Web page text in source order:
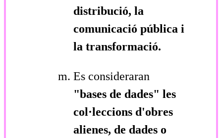
distribució, la
comunicació pública i
la transformació.
Es consideraran
"bases de dades" les
col·leccions d'obres
alienes, de dades o